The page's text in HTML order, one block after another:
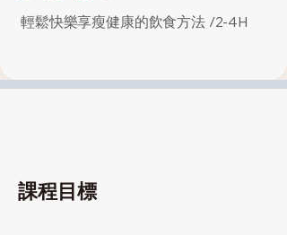
輕鬆快樂享瘦健康的飲食方法 /2-4H
課程目標